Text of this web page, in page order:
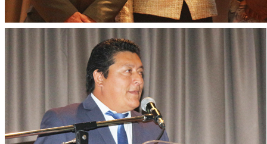
Colaborativ
Transparencia Focalizada
2025
Enero
Transparencia Activa
Transparencia
Colaborativ
Transparencia Focalizada
Febrero
Transparencia Activa
Transparencia
Colaborativ
Transparencia Focalizada